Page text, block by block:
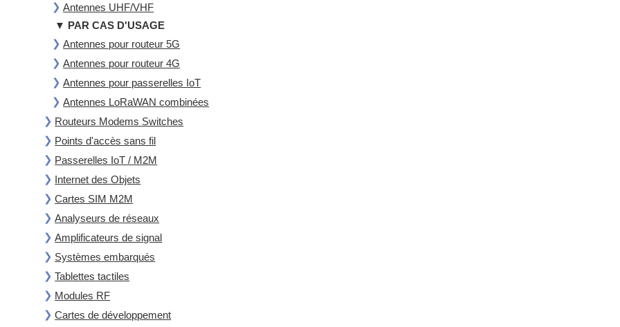
Antennes UHF/VHF
▼ PAR CAS D'USAGE
Antennes pour routeur 5G
Antennes pour routeur 4G
Antennes pour passerelles IoT
Antennes LoRaWAN combinées
Routeurs Modems Switches
Points d'accès sans fil
Passerelles IoT / M2M
Internet des Objets
Cartes SIM M2M
Analyseurs de réseaux
Amplificateurs de signal
Systèmes embarqués
Tablettes tactiles
Modules RF
Cartes de développement